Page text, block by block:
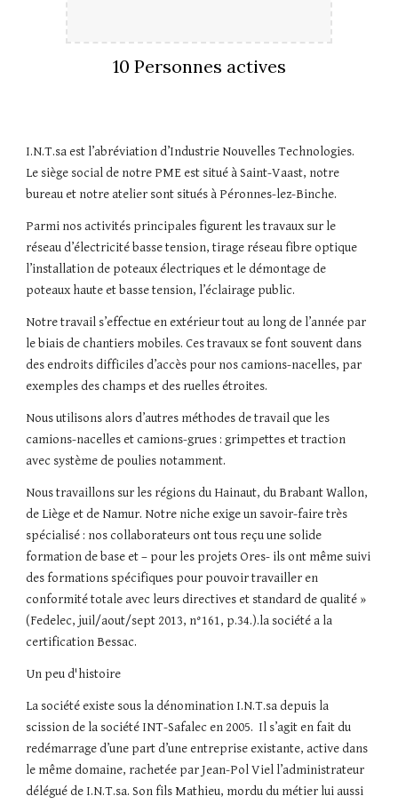
10 Personnes actives
I.N.T.sa est l’abréviation d’Industrie Nouvelles Technologies.
Le siège social de notre PME est situé à Saint-Vaast, notre
bureau et notre atelier sont situés à Péronnes-lez-Binche.
Parmi nos activités principales figurent les travaux sur le
réseau d’électricité basse tension, tirage réseau fibre optique
l’installation de poteaux électriques et le démontage de
poteaux haute et basse tension, l’éclairage public.
Notre travail s’effectue en extérieur tout au long de l’année par
le biais de chantiers mobiles. Ces travaux se font souvent dans
des endroits difficiles d’accès pour nos camions-nacelles, par
exemples des champs et des ruelles étroites.
Nous utilisons alors d’autres méthodes de travail que les
camions-nacelles et camions-grues : grimpettes et traction
avec système de poulies notamment.
Nous travaillons sur les régions du Hainaut, du Brabant Wallon,
de Liège et de Namur. Notre niche exige un savoir-faire très
spécialisé : nos collaborateurs ont tous reçu une solide
formation de base et – pour les projets Ores- ils ont même suivi
des formations spécifiques pour pouvoir travailler en
conformité totale avec leurs directives et standard de qualité »
(Fedelec, juil/aout/sept 2013, n°161, p.34.).la société a la
certification Bessac.
Un peu d'histoire
La société existe sous la dénomination I.N.T.sa depuis la
scission de la société INT-Safalec en 2005.  Il s’agit en fait du
redémarrage d’une part d’une entreprise existante, active dans
le même domaine, rachetée par Jean-Pol Viel l’administrateur
délégué de I.N.T.sa. Son fils Mathieu, mordu du métier lui aussi